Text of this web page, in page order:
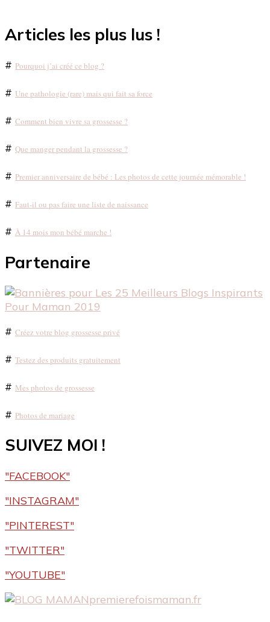
Articles les plus lus !
# Pourquoi j’ai créé ce blog ?
# Une pathologie (rare) mais qui fait sa force
# Comment bien vivre sa grossesse ?
# Que manger pendant la grossesse ?
# Premier anniversaire de bébé : Les photos de cette journée mémorable !
# Faut-il ou pas faire une liste de naissance
# À 14 mois mon bébé marche !
Partenaire
# Créez votre blog grossesse privé
# Testez des produits gratuitement
# Mes photos de grossesse
# Photos de mariage
SUIVEZ MOI !
"FACEBOOK"
"INSTAGRAM"
"PINTEREST"
"TWITTER"
"YOUTUBE"
premierefoismaman.fr